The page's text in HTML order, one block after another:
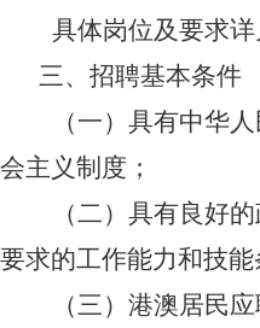
具体岗位及要求
三、招聘基本条件
（一）具有中华
会主义制度；
（二）具有良好
要求的工作能力和技能
（三）港澳居民